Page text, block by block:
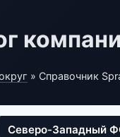
» Справочник
Северо-Западный